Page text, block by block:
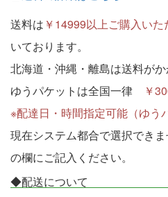
送料は ￥14999以上ご購入い
いております。
北海道・沖縄・離島は送料がか
ゆうパケットは全国一律
￥
※配達日・時間指定可能（ゆう
現在システム都合で選択でき
の欄にご記入ください。
◆配送について